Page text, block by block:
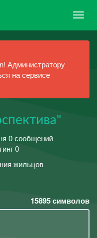
Администратору
на сервисе
0 сообщений
0
жильцов
15895символов